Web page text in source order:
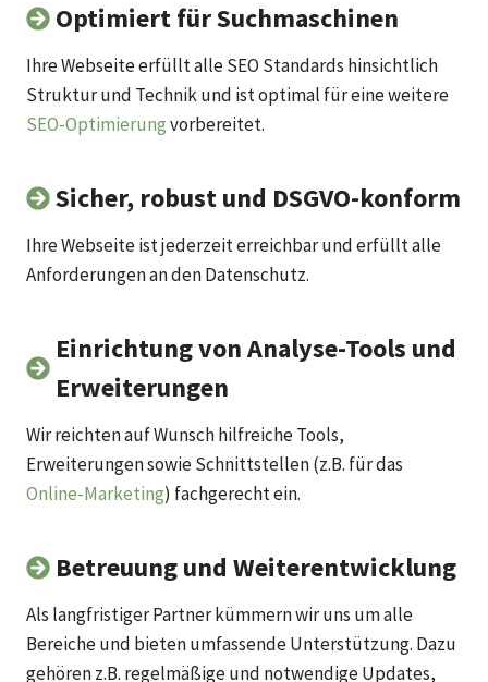
Optimiert für Suchmaschinen
Ihre Webseite erfüllt alle SEO Standards hinsichtlich
Struktur und Technik und ist optimal für eine weitere
SEO-Optimierungvorbereitet.
Sicher, robust und DSGVO-konform
Ihre Webseite ist jederzeit erreichbar und erfüllt alle
Anforderungen an den Datenschutz.
Einrichtung von Analyse-Tools und
Erweiterungen
Wir reichten auf Wunsch hilfreiche Tools,
Erweiterungen sowie Schnittstellen (z.B. für das
Online-Marketing) fachgerecht ein.
Betreuung und Weiterentwicklung
Als langfristiger Partner kümmern wir uns um alle
Bereiche und bieten umfassende Unterstützung. Dazu
gehören z.B. regelmäßige und notwendige Updates,